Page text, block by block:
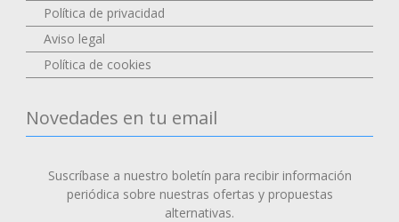
Política de privacidad
Aviso legal
Política de cookies
Novedades en tu email
Suscríbase a nuestro boletín para recibir información
periódica sobre nuestras ofertas y propuestas
alternativas.